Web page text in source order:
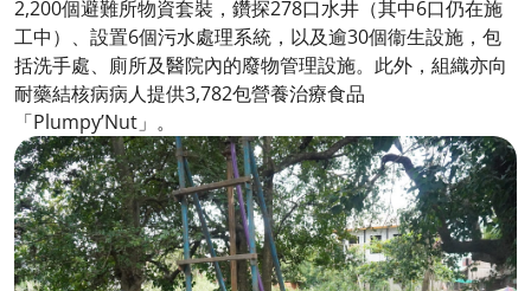
2,200個避難所物資套裝，鑽探278口水井（其中6口仍在施
工中）、設置6個污水處理系統，以及逾30個衞生設施，包
括洗手處、廁所及醫院內的廢物管理設施。此外，組織亦向
耐藥結核病病人提供3,782包營養治療食品
「Plumpy’Nut」。